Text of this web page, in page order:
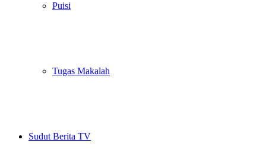
Puisi
Tugas Makalah
Sudut Berita TV